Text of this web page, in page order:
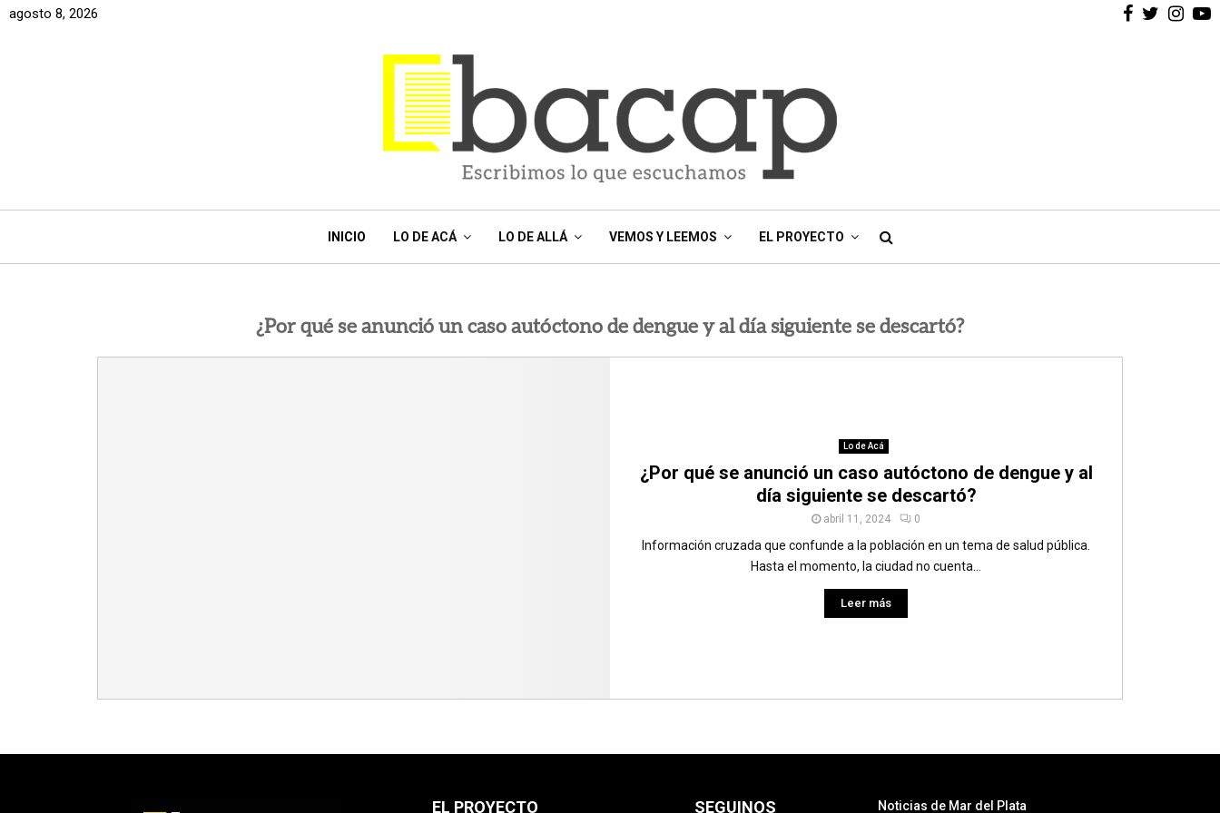
agosto 8, 2026 Facebook
Twitter
INICIO LO DE ACÁ LO DE ALLÁ VEMOS Y LEEMOS EL PROYECTO
¿Por qué se anunció un caso autóctono de dengue y al día siguiente se descartó?
Lo de Acá
¿Por qué se anunció un caso autóctono de dengue y al
día siguiente se descartó?
abril 11, 2024 0
Información cruzada que confunde a la población en un tema de salud pública.
Hasta el momento, la ciudad no cuenta...
Leer más
EL PROYECTO SEGUINOS Noticias de Mar del Plata